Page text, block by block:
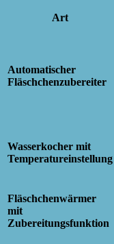
Art
Automatischer
Fläschchenzubereiter
Wasserkocher mit
Temperatureinstellung
Fläschchenwärmer
mit
Zubereitungsfunktion